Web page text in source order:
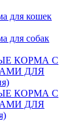
для кошек
для собак
КОРМА С
ДЛЯ
КОРМА С
ДЛЯ